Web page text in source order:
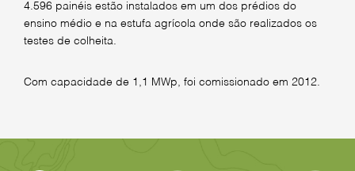
4.596 painéis estão instalados em um dos prédios do
ensino médio e na estufa agrícola onde são realizados os
testes de colheita.
Com capacidade de 1,1 MWp, foi comissionado em 2012.